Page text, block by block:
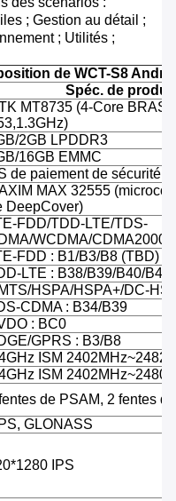
; Gestion au détail ;
; Utilités ;
de WCT-S8
Spéc. de produit
MT8735 (4-Core BRAS
2GB LPDDR3
16GB EMMC
de paiement de sécurité
MAX 32555
DeepCover)
FDD/TDD-LTE/TDS-
WCDMA/CDMA2000/
FDD : B1/B3/B8 (TBD)
LTE : B38/B39/B40/B41
HSPA/HSPA+/DC-
CDMA : B34/B39
: BC0
GPRS : B3/B8
ISM
ISM
de PSAM, 2 fentes
GLONASS
IPS